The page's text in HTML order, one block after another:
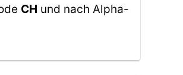
CH und nach Alpha-